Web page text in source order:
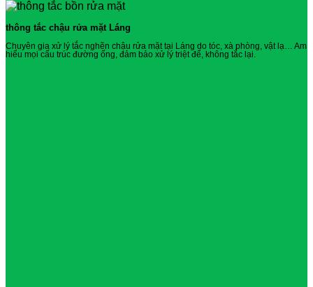
thông tắc chậu rửa mặt Láng
Chuyên gia xử lý tắc nghẽn chậu rửa mặt tại Láng do tóc, xà phòng, vật lạ… Am
hiểu mọi cấu trúc đường ống, đảm bảo xử lý triệt để, không tắc lại.